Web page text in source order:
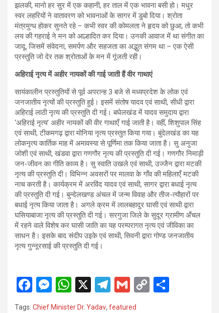
झलकी, मानो हर सुर में एक कहानी, हर ताल में एक भावना बसी हो। मधुर
स्वर लहरियों ने वातावरण को भावनाओं के सागर में डुबो दिया। श्रोता
मंत्रमुग्ध होकर सुनते रहे – कभी स्वर की कोमलता ने हृदय को छुआ, तो कभी
लय की गहराई ने मन को आल्हादित कर दिया। उनकी आवाज में था संगीत का
जादू, जिसमें संवेदना, समर्पण और सहजता का अद्भुत संगम था – एक ऐसी
प्रस्तुति जो देर तक श्रोताओं के मन में गूंजती रही।
अहिराई नृत्य में अहीर नायकों की गाई जाती हैं वीर गाथाएं
सायंकालीन प्रस्तुतियों से पूर्व अपरान्ह 3 बजे से मध्यप्रदेश के लोक एवं
जनजातीय नृत्यों की प्रस्तुति हुई। इसमें संतोष यादव एवं साथी, सीधी द्वारा
अहिराई लाठी नृत्य की प्रस्तुति दी गई। बघेलखंड में यादव समुदाय द्वारा
‘अहिराई नृत्य’ अहीर नायकों की वीर गाथाएँ गाई जाती है। वहीं, शिशुपाल सिंह
एवं साथी, टीकमगढ़ द्वारा मोनिया नृत्य प्रस्तुत किया गया। बुंदेलखंड का यह
लोकनृत्य कार्तिक माह में अमावस्या से पूर्णिमा तक किया जाता है। सु अनुजा
जोशी एवं साथी, खंडवा द्वारा गणगौर नृत्य की प्रस्तुति दी गई। गणगौर निमाड़ी
जन-जीवन का गीति काव्य है। सु स्वाति उखले एवं साथी, उज्जैन द्वारा मटकी
नृत्य की प्रस्तुति दी। विभिन्न अवसरों पर मालवा के गाँव की महिलाएँ मटकी
नाच करती है। कार्यक्रम में अरविंद यादव एवं साथी, सागर द्वारा बधाई नृत्य
की प्रस्तुति दी गई। बुन्देलखण्ड अंचल में जन्म विवाह और तीज-त्यौहारों पर
बधाई नृत्य किया जाता है। अगले क्रम में लालबहादुर घासी एवं साथी द्वारा
घसियाबाजा नृत्य की प्रस्तुति दी गई। सरगुजा जिले के सुदूर ग्रामीण अँचल
में रहने वाले विशेष कर घासी जाति का यह परम्परागत नृत्य एवं जीविका का
साधन है। इसके बाद संदीप उइके एवं साथी, सिवनी द्वारा गोण्ड जनजातीय
नृत्य गुन्नूरसाई की प्रस्तुति दी गई।
F
a
M
es
W
h
X
T
el
G
m
C
Tags: Chief Minister Dr. Yadav, featured